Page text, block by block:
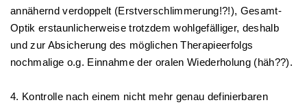
annähernd verdoppelt (Erstverschlimmerung!?!), Gesamt-
Optik erstaunlicherweise trotzdem wohlgefälliger, deshalb
und zur Absicherung des möglichen Therapieerfolgs
nochmalige o.g. Einnahme der oralen Wiederholung (häh??).
4. Kontrolle nach einem nicht mehr genau definierbaren